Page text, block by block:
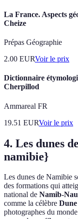
La France. Aspects
Cheize
Prépas Géographie
2.00 EURVoir le prix
Dictionnaire
Cherpillod
Ammareal FR
19.51 EURVoir le prix
4. Les dunes
namibie}
Les dunes de Namibie
des formations qui
national de Namib-
comme la célèbre Dune
photographes du